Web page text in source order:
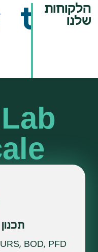
הלקוחות
שלנו
Lab
URS, BOD, PFD, פריסות והערכת עלויות